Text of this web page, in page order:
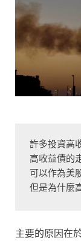
許多投資高
高收益債的
可以作為美
但是為什麼
主要的原因在